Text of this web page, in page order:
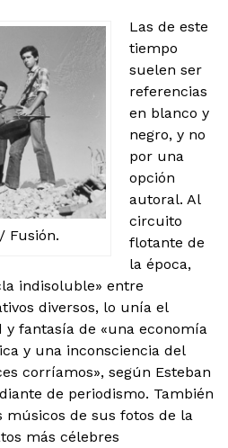
Fusión.
Las de este
tiempo
suelen ser
referencias
en blanco y
negro, y no
por una
opción
autoral. Al
circuito
flotante de
la época,
indisoluble» entre
diversos, lo unía el
fantasía de «una economía
y una inconsciencia del
corríamos», según Esteban
de periodismo. También
músicos de sus fotos de la
más célebres